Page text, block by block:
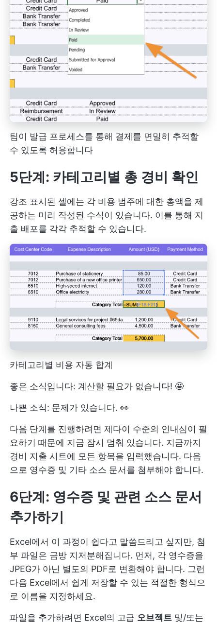
팀이 발급 프로세스를 통해 결제를 면밀히 추적할
수 있도록 허용합니다
5단계: 카테고리별 총 경비 확인
강조 표시된 셀에는 각 비용 범주에 대한 총액을 제
공하는 미리 작성된 수식이 있습니다. 이를 통해 지
출 배포를 각각 추적할 수 있습니다.
카테고리별 비용 자동 합계
좋은 소식입니다: 계산할 필요가 없습니다! 🤩
나쁜 소식: 문제가 있습니다. 👀
다음 단계를 진행하려면 제다이 수준의 인내심이 필
요하기 때문에 지금 잠시 멈춰 있습니다. 지금까지
경비 지출 시트에 모든 항목을 입력했습니다. 다음
으로 영수증 및 기타 소스 문서를 첨부해야 합니다.
6단계: 영수증 및 관련 소스 문서
추가하기
Excel에서 이 과정이 쉽다고 말씀드리고 싶지만, 첨
부 파일은 금방 지저분해집니다. 먼저, 각 영수증을
JPEG가 아닌 별도의 PDF로 변환해야 합니다. 그런
다음 Excel에서 쉽게 저장할 수 있는 적절한 형식으
로 이름을 지정하세요.
파일을 추가하려면 Excel의 고급 오브젝트 및/또는